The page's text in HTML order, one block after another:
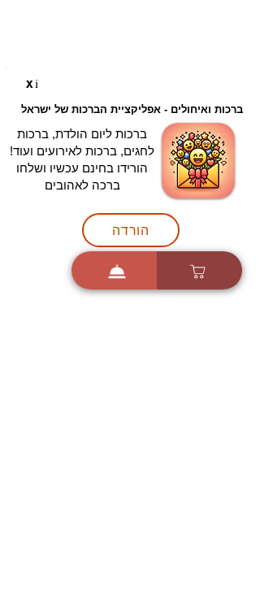
Xi
ברכות ואיחולים - אפליקציית הברכות של ישראל
ברכות ליום הולדת, ברכות
לחגים, ברכות לאירועים ועוד!
הורידו בחינם עכשיו ושלחו
ברכה לאהובים
הורדה